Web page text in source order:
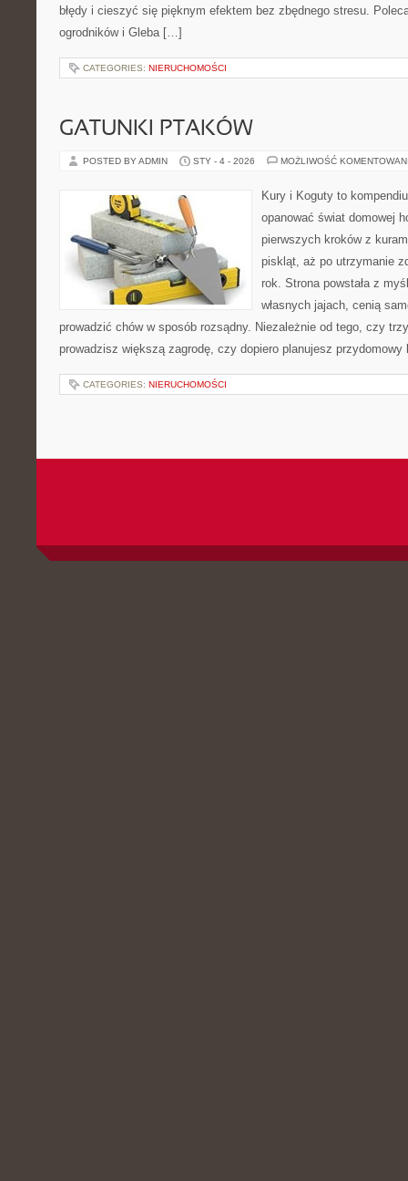
błędy i cieszyć się pięknym efektem bez zbędnego stresu.
ogrodników i Gleba […]
CATEGORIES: NIERUCHOMOŚCI
GATUNKI PTAKÓW
POSTED BY ADMIN STY - 4 - 2026 MOŻLIWOŚĆ
Kury i Koguty to
opanować świat domowej
pierwszych kroków z
piskląt, aż po utrzymanie
rok. Strona powstała z
własnych jajach, cenią
prowadzić chów w sposób rozsądny. Niezależnie od tego, czy
prowadzisz większą zagrodę, czy dopiero planujesz
CATEGORIES: NIERUCHOMOŚCI